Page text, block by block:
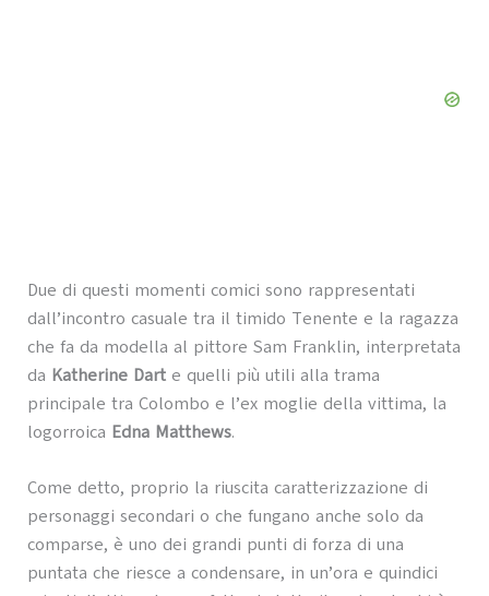
Due di questi momenti comici sono rappresentati
dall’incontro casuale tra il timido Tenente e la ragazza
che fa da modella al pittore Sam Franklin, interpretata
da Katherine Dart e quelli più utili alla trama
principale tra Colombo e l’ex moglie della vittima, la
logorroica Edna Matthews.
Come detto, proprio la riuscita caratterizzazione di
personaggi secondari o che fungano anche solo da
comparse, è uno dei grandi punti di forza di una
puntata che riesce a condensare, in un’ora e quindici